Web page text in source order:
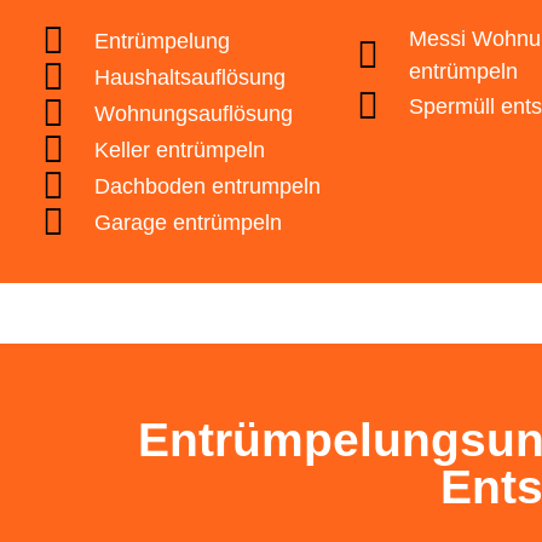
Zurück
Zurück
👷 Sonstiges
Zurück
🕒 Ich brauche eine
Zurück
Datenschutz
Zurück
Entrümpelung
Haushaltsauflösung
Wohnungsauflösung
Keller entrümpeln
Dachboden entrumpeln
Garage entrümpeln
Messi
entrümpeln
Spermüll